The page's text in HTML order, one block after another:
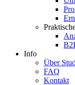
Info
Über
FAQ
Kontakt